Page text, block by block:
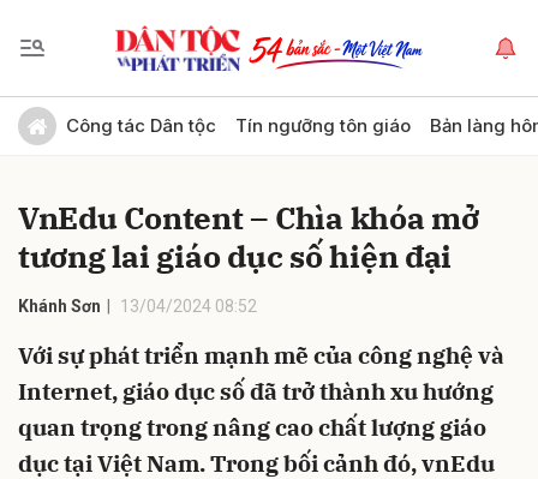
Công tác Dân tộc Tín ngưỡng tôn giáo Bản làng
VnEdu Content – Chìa khóa mở
tương lai giáo dục số hiện đại
Khánh Sơn 13/04/2024 08:52
Với sự phát triển mạnh mẽ của công nghệ và
Internet, giáo dục số đã trở thành xu hướng
quan trọng trong nâng cao chất lượng giáo
dục tại Việt Nam. Trong bối cảnh đó, vnEdu
Gửi bình luận
Hủy Gửi